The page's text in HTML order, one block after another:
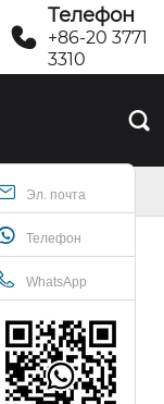

Телефон
+86-20 3771
3310

Эл. почта
Телефон
WhatsApp